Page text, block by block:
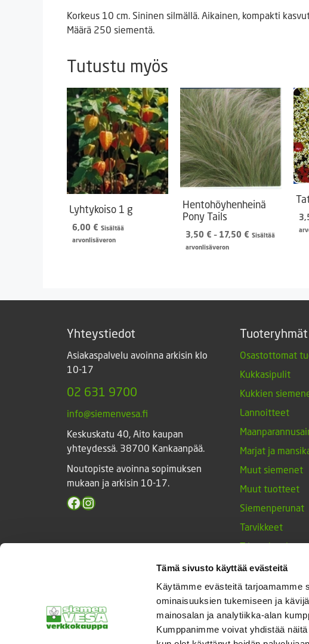
Tämä sivusto käyttää evästeitä
Käytämme evästeitä tarjoamamme
ominaisuuksien tukemiseen ja
mainosalan ja analytiikka-alan
Kumppanimme voivat yhdistää
Korkeus 10 cm. Sininen silmällä. Aikainen, kompakti
Määrä 250 siementä.
Tutustu myös
Lyhtykoiso 1 g
6,00 € Sisältää
arvonlisäveron
Hentohöyhenheinä
Pony Tails
3,50 € – 17,50 € Hintaluokka:
Sisältää
arvonlisäveron
Yhteystiedot
Asiakaspalvelu avoinna arkisin klo
10-17
02 631 9700
info@siemenvesa.fi
Keskuskatu 40, Aito kaupan
yhteydessä. 38700 Kankaanpää.
Noutopiste avoinna sopimuksen
mukaan ja arkisin 10-17.
Facebook
Instagram
Tuoteryhmät
Osastottomat
Kukkasipulit
Kukkien
Lannoitteet
Marjat ja
Muut siemenet
Muut tuotteet
Siemenperunat
Tarvikkeet
Triumph-
Vihannesten
Yrtit ja
© Siemenvesa